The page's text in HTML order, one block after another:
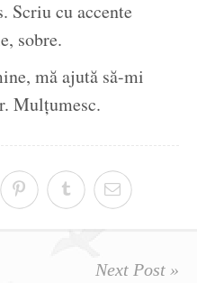
Scriu cu accente
sobre.
mă ajută să-mi
Mulțumesc.
Next Post »